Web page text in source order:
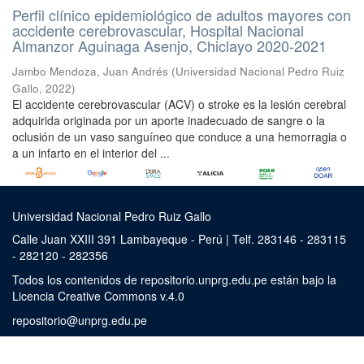
Perfil clínico epidemiológico de adultos mayores con
accidente cerebrovascular, Hospital Nacional
Almanzor Aguinaga Asenjo, Chiclayo 2020-2021
Jambo Mendoza, Juan Andrés (Universidad Nacional Pedro Ruiz
Gallo, 2022)
El accidente cerebrovascular (ACV) o stroke es la lesión cerebral
adquirida originada por un aporte inadecuado de sangre o la
oclusión de un vaso sanguíneo que conduce a una hemorragia o
a un infarto en el interior del ...
Universidad Nacional Pedro Ruiz Gallo
Calle Juan XXIII 391 Lambayeque - Perú | Telf. 283146 - 283115
- 282120 - 282356
Todos los contenidos de repositorio.unprg.edu.pe están bajo la
Licencia Creative Commons v.4.0
repositorio@unprg.edu.pe